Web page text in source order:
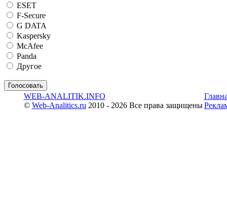
ESET
F-Secure
G DATA
Kaspersky
McAfee
Panda
Другое
WEB-ANALITIK.INFO
© Web-Analitics.ru 2010 - 2026 Все права защищены